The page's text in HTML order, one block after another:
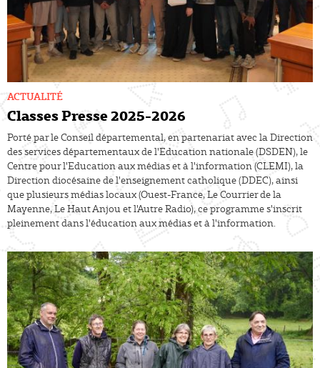
Classes Presse 2025-2026
ACTUALITÉ
Porté par le Conseil départemental, en partenariat avec la Direction
des services départementaux de l'Education nationale (DSDEN), le
Centre pour l'Education aux médias et à l'information (CLEMI), la
Direction diocésaine de l'enseignement catholique (DDEC), ainsi
que plusieurs médias locaux (Ouest-France, Le Courrier de la
Mayenne, Le Haut Anjou et l'Autre Radio), ce programme s'inscrit
pleinement dans l'éducation aux médias et à l'information.